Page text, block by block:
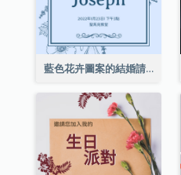
藍色花卉圖案的結婚請柬